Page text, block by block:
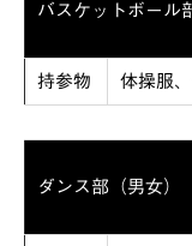
バスケットボー
持参物 体操服
ダンス部（男女